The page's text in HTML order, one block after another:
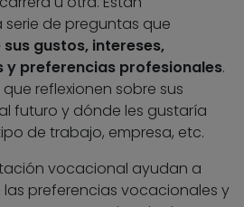
de preguntas que
gustos, intereses,
preferencias profesionales.
reflexionen sobre sus
futuro y dónde les gustaría
de trabajo, empresa, etc.
vocacional ayudan a
las preferencias vocacionales y